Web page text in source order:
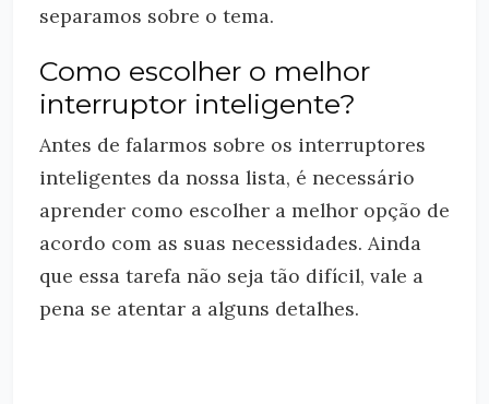
separamos sobre o tema.
Como escolher o melhor
interruptor inteligente?
Antes de falarmos sobre os interruptores
inteligentes da nossa lista, é necessário
aprender como escolher a melhor opção de
acordo com as suas necessidades. Ainda
que essa tarefa não seja tão difícil, vale a
pena se atentar a alguns detalhes.